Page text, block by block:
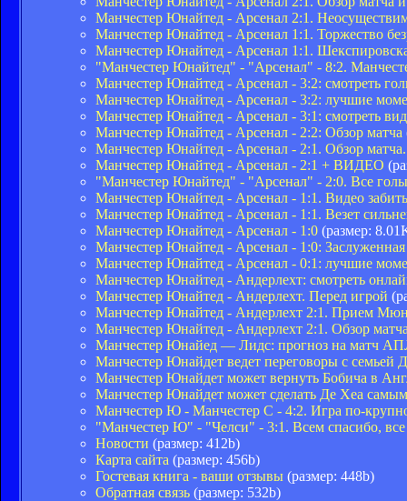
Манчестер Юнайтед - Арсенал 2:1.
Манчестер Юнайтед - Арсенал 1:1. Торжество
Манчестер Юнайтед - Арсенал 1:1.
"Манчестер Юнайтед" - "Арсенал" - 8:2.
Манчестер Юнайтед - Арсенал - 3:2: смотреть
Манчестер Юнайтед - Арсенал - 3:2: лучшие
Манчестер Юнайтед - Арсенал - 3:1: смотреть
Манчестер Юнайтед - Арсенал - 2:2: Обзор матча
Манчестер Юнайтед - Арсенал - 2:1. Обзор
Манчестер Юнайтед - Арсенал - 2:1 + ВИДЕО
"Манчестер Юнайтед" - "Арсенал" - 2:0. Все голы
Манчестер Юнайтед - Арсенал - 1:1. Видео
Манчестер Юнайтед - Арсенал - 1:1. Везет
Манчестер Юнайтед - Арсенал - 1:0 (размер:
Манчестер Юнайтед - Арсенал - 1:0:
Манчестер Юнайтед - Арсенал - 0:1: лучшие
Манчестер Юнайтед - Андерлехт: смотреть
Манчестер Юнайтед - Андерлехт. Перед игрой
Манчестер Юнайтед - Андерлехт 2:1. Прием
Манчестер Юнайтед - Андерлехт 2:1. Обзор
Манчестер Юнайед — Лидс: прогноз на матч
Манчестер Юнайдет ведет переговоры с семьей
Манчестер Юнайдет может вернуть Бобича в
Манчестер Юнайдет может сделать Де Хеа
Манчестер Ю - Манчестер С - 4:2. Игра по-
"Манчестер Ю" - "Челси" - 3:1. Всем спасибо,
Новости (размер: 412b)
Карта сайта (размер: 456b)
Гостевая книга - ваши отзывы (размер: 448b)
Обратная связь (размер: 532b)